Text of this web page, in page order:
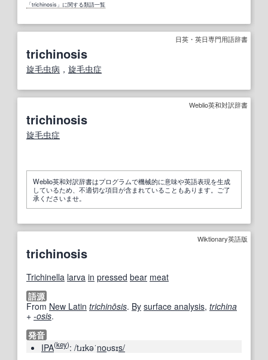
「trichinosis」に関する類語一覧
日英・英日専門用語辞書
trichinosis
旋毛虫病 ， 旋毛虫症
Weblio英和対訳辞書
trichinosis
旋毛虫症
Weblio英和対訳辞書はプログラムで機械的に意味や英語表現を生成
しているため、不適切な項目が含まれていることもあります。ご了
承くださいませ。
Wiktionary英語版
trichinosis
Trichinella larva in pressed bear meat
語源
From New Latin trichinōsis. By surface analysis, trichina
+‎ -osis.
発音
IPA(key): /tɹɪkəˈnoʊsɪs/